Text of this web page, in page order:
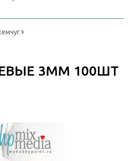
3ММ 100ШТ